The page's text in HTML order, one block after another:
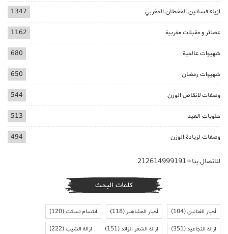
ازياء فساتين القفطان المغربي 1347
عصائر و مقبلات مغربية 1162
شهيوات عالمية 680
شهيوات رمضان 650
وصفات لانقاص الوزن 544
حلويات العيد 513
وصفات لزيادة الوزن 494
للاتصال بنا+212614999191
كلمات البحث
أخبار الفنانين(104) أخبار المشاهير(118) ابتسام تسكت(120)
ازالة التجاعيد(351) ازالة الشعر الزائد(151) ازالة الشيب(222)